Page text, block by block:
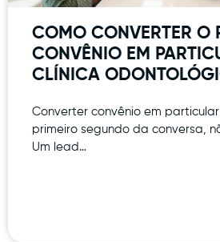
COMO CONVERTER O
CONVÊNIO EM
CLÍNICA
Converter convênio em
primeiro segundo da conversa,
Um lead…